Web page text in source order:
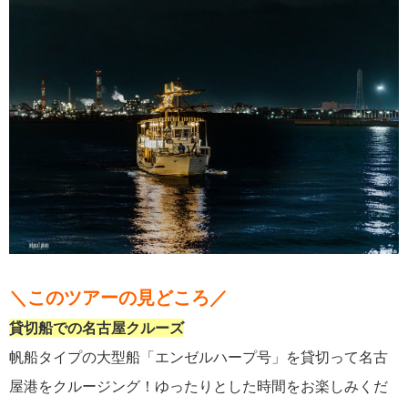
＼このツアーの見どころ／
貸切船での名古屋クルーズ
帆船タイプの大型船「エンゼルハープ号」を貸切って名古
屋港をクルージング！ゆったりとした時間をお楽しみくだ